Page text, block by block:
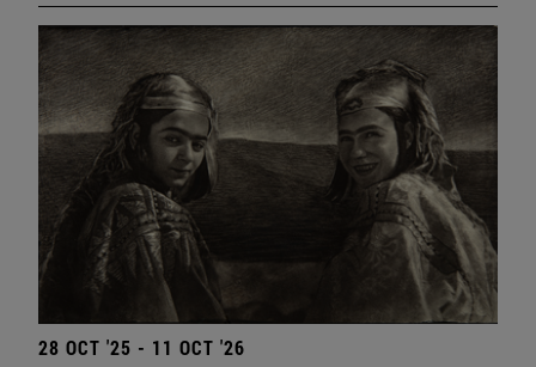
28 OCT '25 - 11 OCT '26